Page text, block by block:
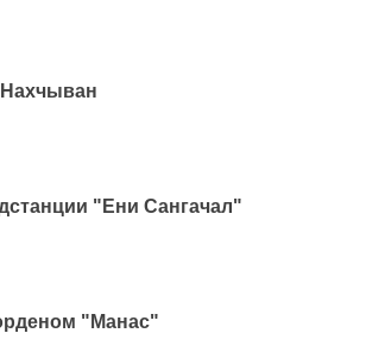
Нахчыван
"Ени Сангачал"
"Манас"